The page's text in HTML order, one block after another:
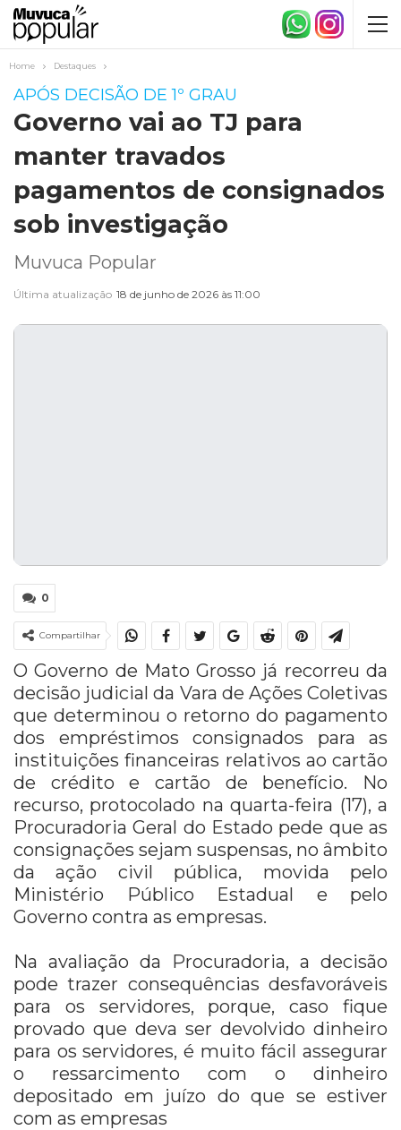
Home Destaques
APÓS DECISÃO DE 1º GRAU
Governo vai ao TJ para
manter travados
pagamentos de consignados
sob investigação
Muvuca Popular
Última atualização 18 de junho de 2026 às 11:00
0
Compartilhar
O Governo de Mato Grosso já recorreu da
decisão judicial da Vara de Ações Coletivas
que determinou o retorno do pagamento
dos empréstimos consignados para as
instituições financeiras relativos ao cartão
de crédito e cartão de benefício. No
recurso, protocolado na quarta-feira (17), a
Procuradoria Geral do Estado pede que as
consignações sejam suspensas, no âmbito
da ação civil pública, movida pelo
Ministério Público Estadual e pelo
Governo contra as empresas.
Na avaliação da Procuradoria, a decisão
pode trazer consequências desfavoráveis
para os servidores, porque, caso fique
provado que deva ser devolvido dinheiro
para os servidores, é muito fácil assegurar
o ressarcimento com o dinheiro
depositado em juízo do que se estiver
com as empresas